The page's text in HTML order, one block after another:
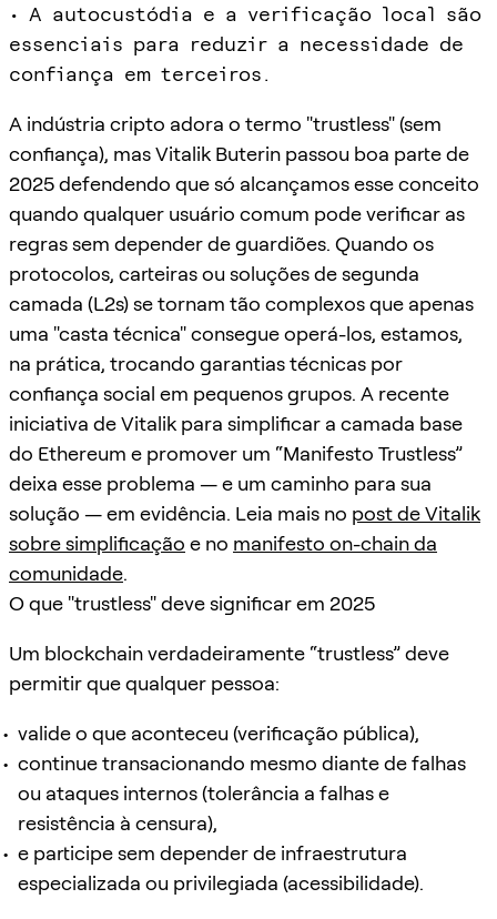
• A autocustódia e a verificação local são
essenciais para reduzir a necessidade de
confiança em terceiros.
A indústria cripto adora o termo "trustless" (sem
confiança), mas Vitalik Buterin passou boa parte de
2025 defendendo que só alcançamos esse conceito
quando qualquer usuário comum pode verificar as
regras sem depender de guardiões. Quando os
protocolos, carteiras ou soluções de segunda
camada (L2s) se tornam tão complexos que apenas
uma "casta técnica" consegue operá-los, estamos,
na prática, trocando garantias técnicas por
confiança social em pequenos grupos. A recente
iniciativa de Vitalik para simplificar a camada base
do Ethereum e promover um “Manifesto Trustless”
deixa esse problema — e um caminho para sua
solução — em evidência. Leia mais no post de Vitalik
sobre simplificação e no manifesto on-chain da
comunidade.
O que "trustless" deve significar em 2025
Um blockchain verdadeiramente “trustless” deve
permitir que qualquer pessoa:
valide o que aconteceu (verificação pública),
continue transacionando mesmo diante de falhas
ou ataques internos (tolerância a falhas e
resistência à censura),
e participe sem depender de infraestrutura
especializada ou privilegiada (acessibilidade).